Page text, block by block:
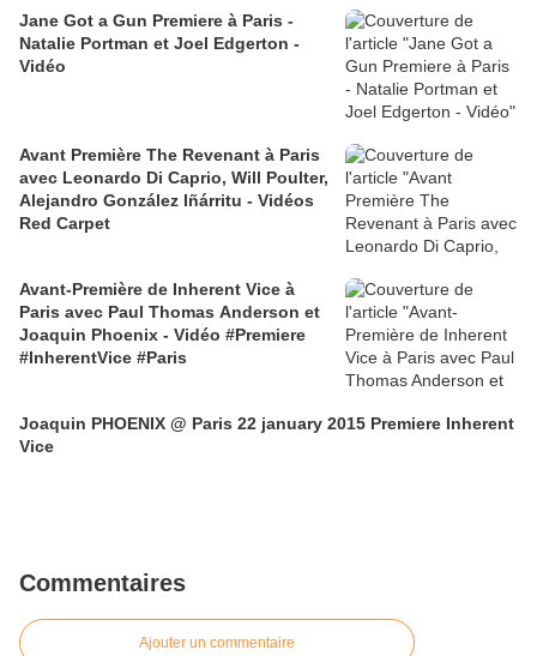
Jane Got a Gun Premiere à Paris -
Natalie Portman et Joel Edgerton -
Vidéo
Avant Première The Revenant à Paris
avec Leonardo Di Caprio, Will Poulter,
Alejandro González Iñárritu - Vidéos
Red Carpet
Avant-Première de Inherent Vice à
Paris avec Paul Thomas Anderson et
Joaquin Phoenix - Vidéo #Premiere
#InherentVice #Paris
Joaquin PHOENIX @ Paris 22 january 2015 Premiere Inherent
Vice
Commentaires
Ajouter un commentaire